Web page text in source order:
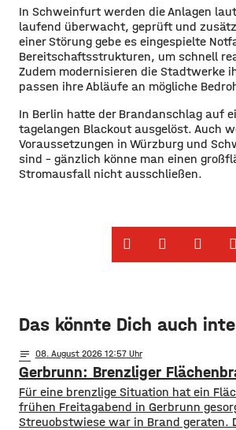
In Schweinfurt werden die Anlagen
laufend überwacht, geprüft und
einer Störung gebe es eingespielte
Bereitschaftsstrukturen, um schnell
Zudem modernisieren die Stadtwerke
passen ihre Abläufe an mögliche
In Berlin hatte der Brandanschlag auf
tagelangen Blackout ausgelöst. Auch
Voraussetzungen in Würzburg und
sind – gänzlich könne man einen
Stromausfall nicht ausschließen.
Das könnte Dich auch
notes 08. August 2026 12:57
Gerbrunn: Brenzliger
Für eine brenzlige Situation hat ein
frühen Freitagabend in Gerbrunn
Streuobstwiese war in Brand geraten.